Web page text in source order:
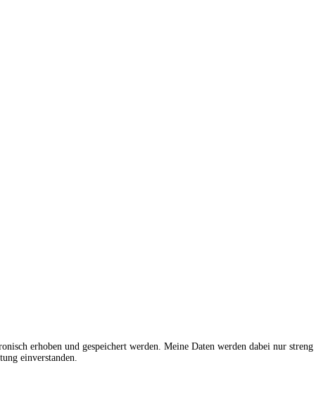
erhoben und gespeichert werden. Meine Daten werden dabei nur streng
einverstanden.